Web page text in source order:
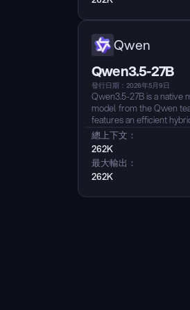
knowledge, reasoning,
understanding, and
GPT-5-mini and
It defaults to thinking
covers 201 languages and
Qwen
Qwen3.5-27B
發行日期：2026年5月9日
Qwen3.5-27B is a native
model from the Qwen
features an efficient
Delta Networks with
a 256K context length
model achieves unified
through early fusion
video understanding
總上下文：
262K
最大輸出：
262K